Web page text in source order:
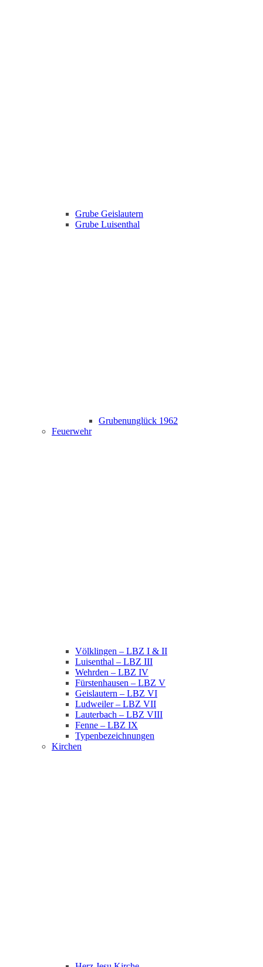
Grube Geislautern
Grube Luisenthal
Grubenunglück 1962
Feuerwehr
Völklingen – LBZ I & II
Luisenthal – LBZ III
Wehrden – LBZ IV
Fürstenhausen – LBZ V
Geislautern – LBZ VI
Ludweiler – LBZ VII
Lauterbach – LBZ VIII
Fenne – LBZ IX
Typenbezeichnungen
Kirchen